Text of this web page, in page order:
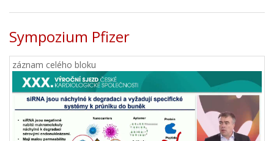
Sympozium Pfizer
záznam celého bloku